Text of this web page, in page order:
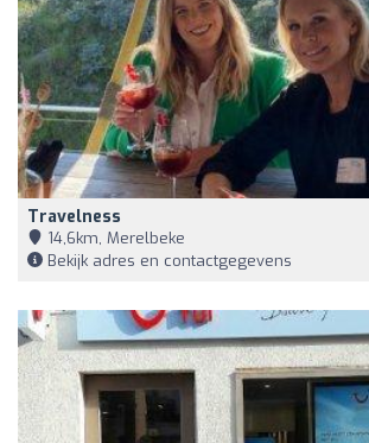
Travelness
14,6km, Merelbeke
Bekijk adres en contactgegevens